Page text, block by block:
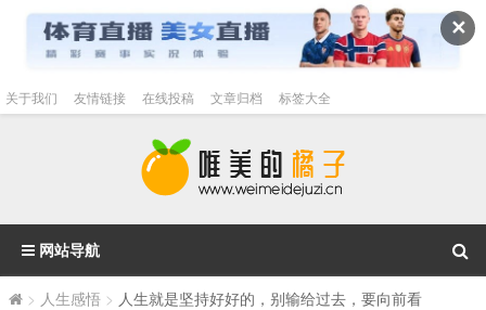
✕
关于我们 友情链接 在线投稿 文章归档 标签大全
网站导航
> 人生感悟 > 人生就是坚持好好的，别输给过去，要向前看